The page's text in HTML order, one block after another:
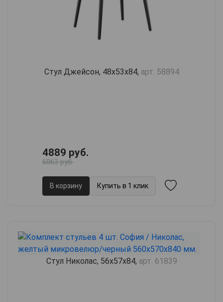
Стул Джейсон, 48х53х84, арт. 58894
4889 руб.
6063 руб.
В корзину Купить в 1 клик
Стул Николас, 56х57х84, арт. 61839